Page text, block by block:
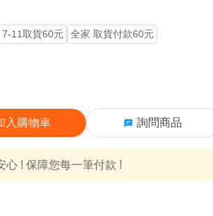
7-11取貨60元
全家 取貨付款60元
入購物車 詢問商品
心 ! 保障您每一筆付款 !